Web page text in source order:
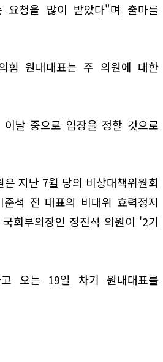
청을 많이 받았다"며 출마를
힘 원내대표는 주 의원에 대한
날 중으로 입장을 정할 것으로
지난 7월 당의 비상대책위원회
석 전 대표의 비대위 효력정지
회부의장인 정진석 의원이 '2기
오는 19일 차기 원내대표를